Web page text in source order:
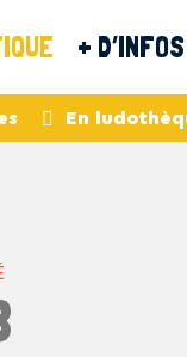
+ D’INFOS
En